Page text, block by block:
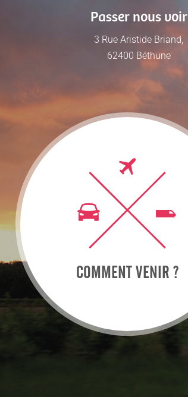
Passer nous voir
3 Rue Aristide Briand,
62400 Béthune
COMMENT VENIR ?